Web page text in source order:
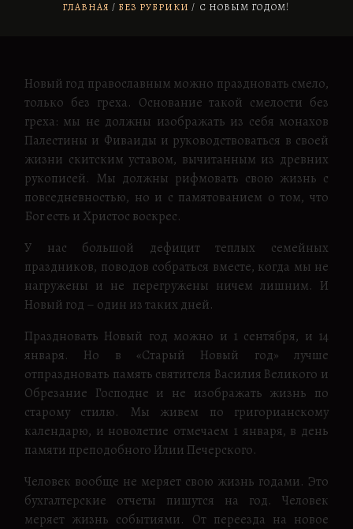
ГЛАВНАЯ БЕЗ РУБРИКИ / С НОВЫМ ГОДОМ!
Новый год православным можно праздновать смело,
только без греха. Основание такой смелости без
греха: мы не должны изображать из себя монахов
Палестины и Фиваиды и руководствоваться в своей
жизни скитским уставом, вычитанным из древних
рукописей. Мы должны рифмовать свою жизнь с
повседневностью, но и с памятованием о том, что
Бог есть и Христос воскрес.
У нас большой дефицит теплых семейных
праздников, поводов собраться вместе, когда мы не
нагружены и не перегружены ничем лишним. И
Новый год – один из таких дней.
Праздновать Новый год можно и 1 сентября, и 14
января. Но в «Старый Новый год» лучше
отпраздновать память святителя Василия Великого и
Обрезание Господне и не изображать жизнь по
старому стилю. Мы живем по григорианскому
календарю, и новолетие отмечаем 1 января, в день
памяти преподобного Илии Печерского.
Человек вообще не меряет свою жизнь годами. Это
бухгалтерские отчеты пишутся на год. Человек
меряет жизнь событиями. От переезда на новое